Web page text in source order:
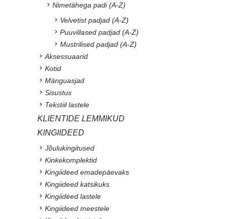
Nimetähega padi (A-Z)
Velvetist padjad (A-Z)
Puuvillased padjad (A-Z)
Mustrilised padjad (A-Z)
Aksessuaarid
Kotid
Mänguasjad
Sisustus
Tekstiil lastele
KLIENTIDE LEMMIKUD
KINGIIDEED
Jõulukingitused
Kinkekomplektid
Kingiideed emadepäevaks
Kingiideed katsikuks
Kingiideed lastele
Kingiideed meestele